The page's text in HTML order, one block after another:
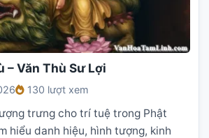
– Văn Thù Sư Lợi
130 lượt xem
trưng cho trí tuệ trong Phật
hiểu danh hiệu, hình tượng, kinh